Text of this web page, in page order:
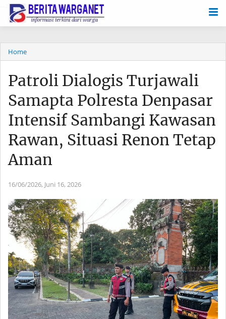
Home
Patroli Dialogis Turjawali
Samapta Polresta Denpasar
Intensif Sambangi Kawasan
Rawan, Situasi Renon Tetap
Aman
16/06/2026, Juni 16, 2026